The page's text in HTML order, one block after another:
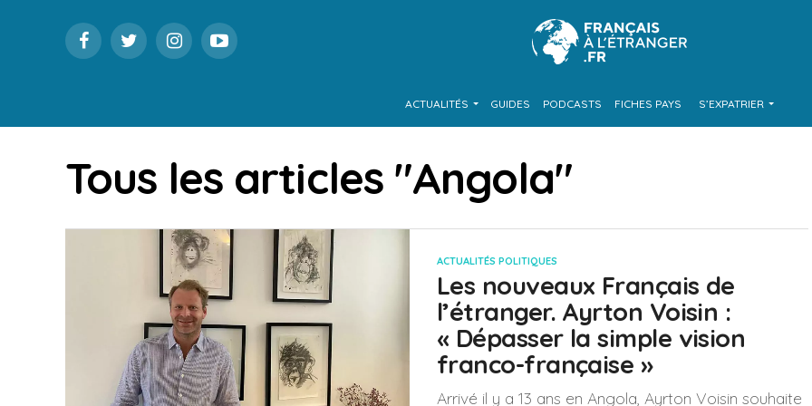
ACTUALITÉS GUIDES PODCASTS FICHES PAYS S’EXPATRIER
Tous les articles "Angola"
ACTUALITÉS POLITIQUES
Les nouveaux Français de
l’étranger. Ayrton Voisin :
« Dépasser la simple vision
franco-française »
Arrivé il y a 13 ans en Angola, Ayrton Voisin souhaite